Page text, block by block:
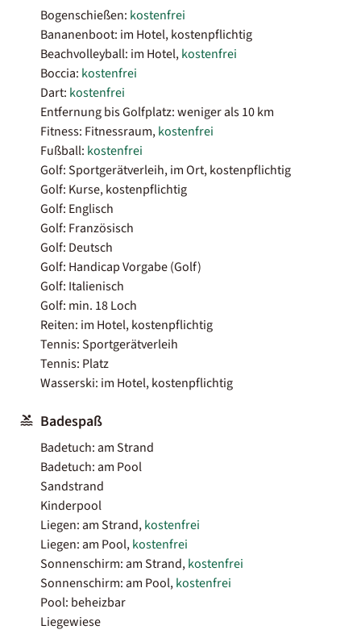
Bogenschießen: kostenfrei
Bananenboot: im Hotel, kostenpflichtig
Beachvolleyball: im Hotel,kostenfrei
Boccia: kostenfrei
Dart: kostenfrei
Entfernung bis Golfplatz: weniger als 10 km
Fitness: Fitnessraum,kostenfrei
Fußball: kostenfrei
Golf: Sportgerätverleih, im Ort, kostenpflichtig
Golf: Kurse, kostenpflichtig
Golf: Englisch
Golf: Französisch
Golf: Deutsch
Golf: Handicap Vorgabe (Golf)
Golf: Italienisch
Golf: min. 18 Loch
Reiten: im Hotel, kostenpflichtig
Tennis: Sportgerätverleih
Tennis: Platz
Wasserski: im Hotel, kostenpflichtig
Badespaß
Badetuch: am Strand
Badetuch: am Pool
Sandstrand
Kinderpool
Liegen: am Strand,kostenfrei
Liegen: am Pool,kostenfrei
Sonnenschirm: am Strand,kostenfrei
Sonnenschirm: am Pool,kostenfrei
Pool: beheizbar
Liegewiese